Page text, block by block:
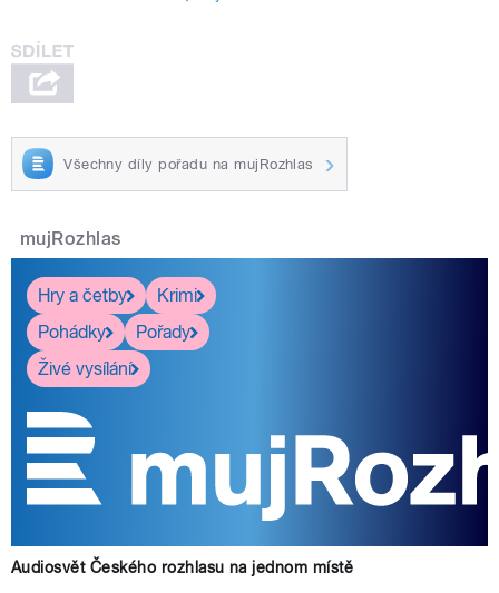
Všechny díly pořadu na mujRozhlas
mujRozhlas
Hry a četby
Krimi
Pohádky
Pořady
Živé vysílání
Audiosvět Českého rozhlasu na jednom místě